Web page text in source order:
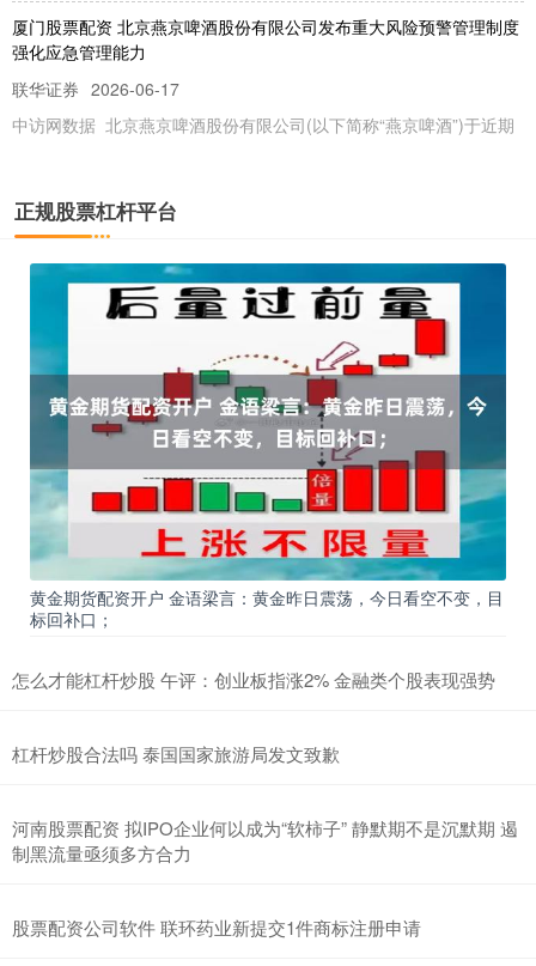
厦门股票配资 北京燕京啤酒股份有限公司发布重大风险预警管理制度
强化应急管理能力
联华证券 2026-06-17
中访网数据 北京燕京啤酒股份有限公司(以下简称“燕京啤酒”)于近期
联华证券 2026-06-24
当今的市场，新能源车竞争异常激烈，尤其是20万-30万元的价格区
间，各类车型百花齐放，配置表上的各种参数更是让人看着眼花
炒股融资风险 又是刷单被骗！想做兼职的朋友千万要当心→
正规股票杠杆平台 2026-06-26
只要动动手指炒股融资风险 就能兼职“高薪工作” 当你遇到这样的“好
事” 请千万要 警惕警惕再警惕 一 真实案例 10月5
正规杠杆炒股平台 每周股票复盘：中航机载（600372）审议2026年
日常关联交易
安全的股票配资平台 2026-07-03
截至2025年12月26日收盘，中航机载(600372)报收于13.22元，较上
周的13.12元上涨0.76%。本周，中
责到底
快科技7月24日消息低息配资网，懂车帝法务部今日公开发文表态，
针对相关网络账号恶意侮辱、诽谤、诋毁懂车帝商业信誉的不法行
正规股票杠杆平台
黄金期货配资开户 金语梁言：黄金昨日震荡，今日看空不变，目
标回补口；
怎么才能杠杆炒股 午评：创业板指涨2% 金融类个股表现强势
杠杆炒股合法吗 泰国国家旅游局发文致歉
河南股票配资 拟IPO企业何以成为“软柿子” 静默期不是沉默期 遏
制黑流量亟须多方合力
股票配资公司软件 联环药业新提交1件商标注册申请